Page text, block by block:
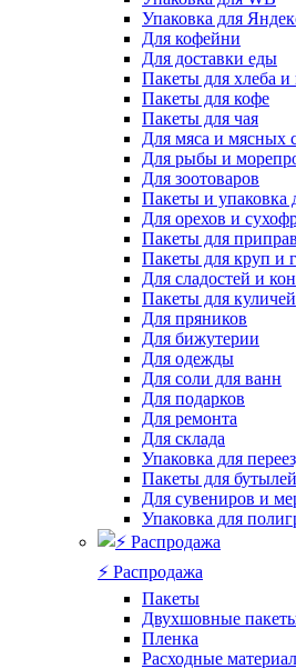
Упаковка для
Для кофейни
Для доставки еды
Пакеты для хлеба
Пакеты для кофе
Пакеты для чая
Для мяса и мясных
Для рыбы и
Для зоотоваров
Пакеты и упаковка
Для орехов и
Пакеты для
Пакеты для круп и
Для сладостей и
Пакеты для куличей
Для пряников
Для бижутерии
Для одежды
Для соли для ванн
Для подарков
Для ремонта
Для склада
Упаковка для
Пакеты для бутылей
Для сувениров и
Упаковка для
⚡️ Распродажа
Пакеты
Двухшовные
Пленка
Расходные